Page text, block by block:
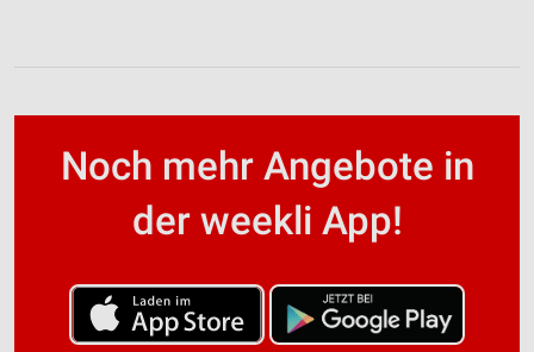
Noch mehr Angebote in
der weekli App!